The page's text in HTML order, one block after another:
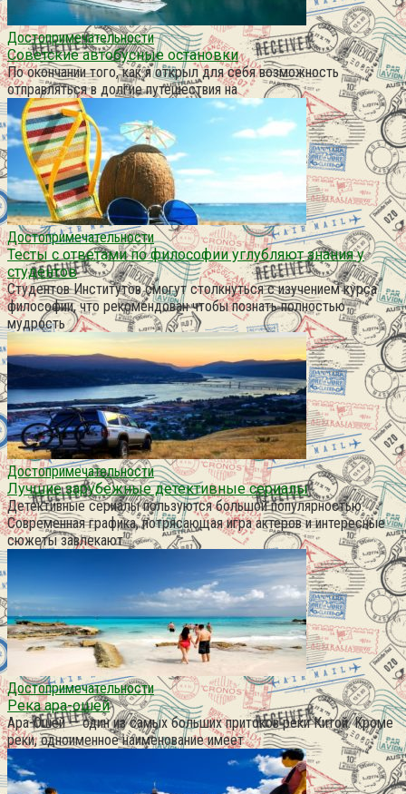
Достопримечательности
Советские автобусные остановки
По окончании того, как я открыл для себя возможность
отправляться в долгие путешествия на
Достопримечательности
Тесты с ответами по философии углубляют знания у
студентов
Студентов Институтов смогут столкнуться с изучением курса
философии, что рекомендован чтобы познать полностью
мудрость
Достопримечательности
Лучшие зарубежные детективные сериалы
Детективные сериалы пользуются большой популярностью.
Современная графика, потрясающая игра актеров и интересные
сюжеты завлекают
Достопримечательности
Река ара-ошей
Ара-Ошей — один из самых больших притоков реки Китой. Кроме
реки, одноименное наименование имеет